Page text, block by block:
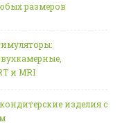
размеров
и MRI
изделия с